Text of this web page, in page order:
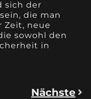
sich der
die man
Zeit, neue
sowohl den
in
Nächste